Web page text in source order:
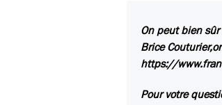
On peut bien sûr
Brice
https://
Pour votre